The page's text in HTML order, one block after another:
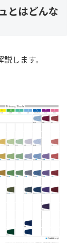
とはどんな
します。